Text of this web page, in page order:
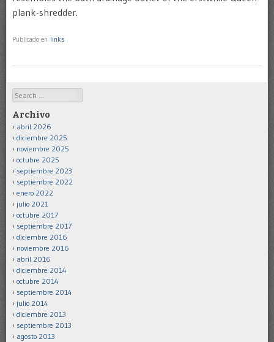
plank-shredder.
Publicado en links
Search
Archivo
abril 2026
diciembre 2025
noviembre 2025
octubre 2025
septiembre 2023
septiembre 2022
enero 2022
julio 2021
octubre 2017
septiembre 2017
diciembre 2016
noviembre 2016
abril 2016
diciembre 2014
octubre 2014
septiembre 2014
julio 2014
diciembre 2013
septiembre 2013
agosto 2013